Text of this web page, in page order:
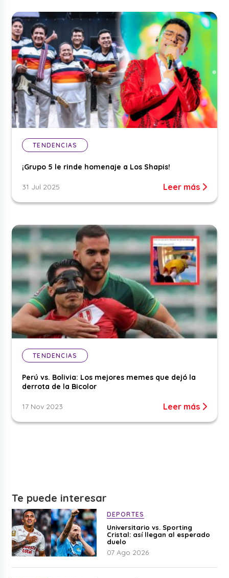
TENDENCIAS
¡Grupo 5 le rinde homenaje a Los Shapis!
31 Jul 2025 Leer más
TENDENCIAS
Perú vs. Bolivia: Los mejores memes que dejó la
derrota de la Bicolor
17 Nov 2023 Leer más
Te puede interesar
DEPORTES
Universitario vs. Sporting
Cristal: así llegan al esperado
duelo
07 Ago 2026